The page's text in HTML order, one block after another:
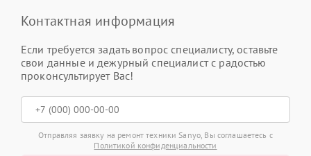
Контактная информация
Если требуется задать вопрос специалисту, оставьте
свои данные и дежурный специалист с радостью
проконсультирует Вас!
Отправляя заявку на ремонт техники Sanyo, Вы соглашаетесь с
Политикой конфиденциальности